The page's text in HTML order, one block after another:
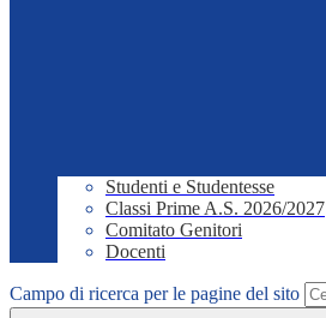
Studenti e Studentesse
Classi Prime A.S. 2026/2027
Comitato Genitori
Docenti
Campo di ricerca per le pagine del sito